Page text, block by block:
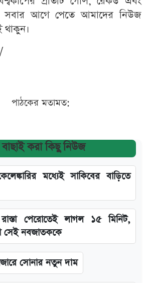
আগে পেতে আমাদের নিউজ
থাকুন।
পাঠকের মতামত:
করা কিছু নিউজ
মধ্যেই সাকিবের বাড়িতে
পেরোতেই লাগল ১৫ মিনিট,
সেই নবজাতককে
সোনার নতুন দাম